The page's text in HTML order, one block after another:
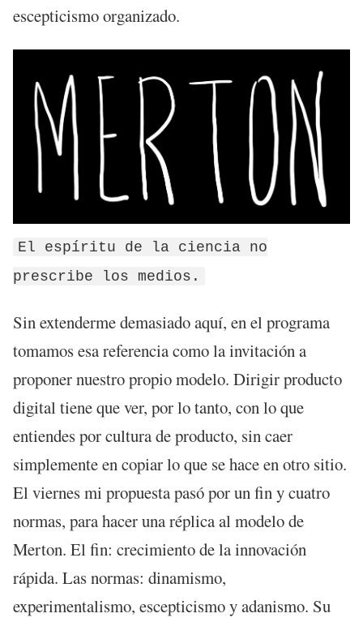
escepticismo organizado.
El espíritu de la ciencia no
prescribe los medios.
Sin extenderme demasiado aquí, en el programa
tomamos esa referencia como la invitación a
proponer nuestro propio modelo. Dirigir producto
digital tiene que ver, por lo tanto, con lo que
entiendes por cultura de producto, sin caer
simplemente en copiar lo que se hace en otro sitio.
El viernes mi propuesta pasó por un fin y cuatro
normas, para hacer una réplica al modelo de
Merton. El fin: crecimiento de la innovación
rápida. Las normas: dinamismo,
experimentalismo, escepticismo y adanismo. Su